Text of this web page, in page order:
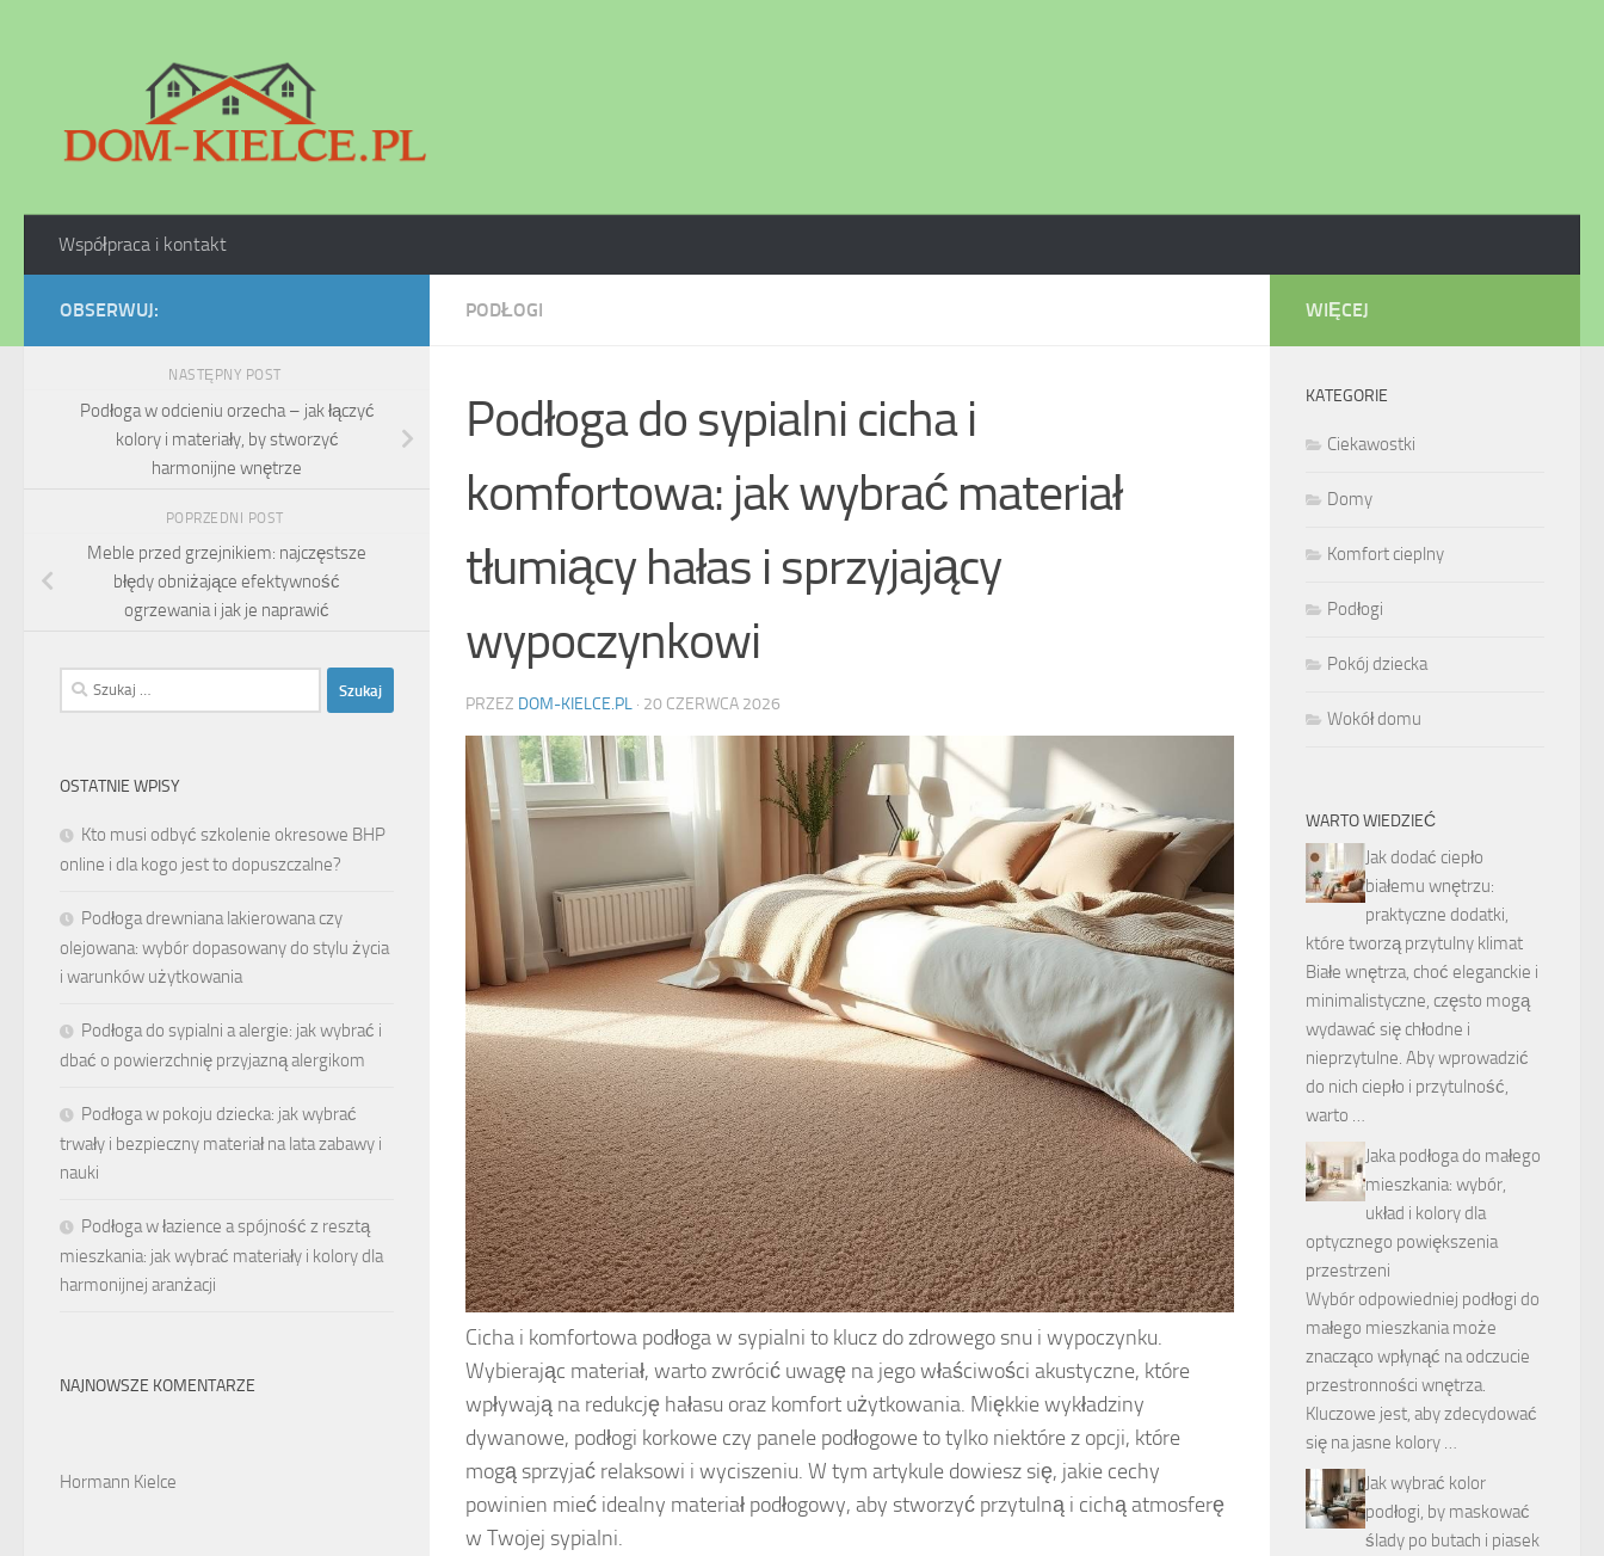
Współpraca i kontakt
PODŁOGI
Podłoga do sypialni cicha i
komfortowa: jak wybrać materiał
tłumiący hałas i sprzyjający
wypoczynkowi
PRZEZ DOM-KIELCE.PL · 20 CZERWCA 2026
Cicha i komfortowa podłoga w sypialni to klucz do zdrowego snu i wypoczynku.
Wybierając materiał, warto zwrócić uwagę na jego właściwości akustyczne, które
wpływają na redukcję hałasu oraz komfort użytkowania. Miękkie wykładziny
dywanowe, podłogi korkowe czy panele podłogowe to tylko niektóre z opcji, które
mogą sprzyjać relaksowi i wyciszeniu. W tym artykule dowiesz się, jakie cechy
powinien mieć idealny materiał podłogowy, aby stworzyć przytulną i cichą atmosferę
w Twojej sypialni.
OBSERWUJ:
NASTĘPNY POST
Podłoga w odcieniu orzecha – jak łączyć
kolory i materiały, by stworzyć
harmonijne wnętrze
POPRZEDNI POST
Meble przed grzejnikiem: najczęstsze
błędy obniżające efektywność
ogrzewania i jak je naprawić
Szukaj:
OSTATNIE WPISY
Kto musi odbyć szkolenie okresowe BHP
online i dla kogo jest to dopuszczalne?
Podłoga drewniana lakierowana czy
olejowana: wybór dopasowany do stylu życia
i warunków użytkowania
Podłoga do sypialni a alergie: jak wybrać i
dbać o powierzchnię przyjazną alergikom
Podłoga w pokoju dziecka: jak wybrać
trwały i bezpieczny materiał na lata zabawy i
nauki
Podłoga w łazience a spójność z resztą
mieszkania: jak wybrać materiały i kolory dla
harmonijnej aranżacji
NAJNOWSZE KOMENTARZE
Hormann Kielce
WIĘCEJ
KATEGORIE
Ciekawostki
Domy
Komfort cieplny
Podłogi
Pokój dziecka
Wokół domu
WARTO WIEDZIEĆ
Jak dodać ciepło
białemu wnętrzu:
praktyczne dodatki,
które tworzą przytulny klimat
Białe wnętrza, choć eleganckie i
minimalistyczne, często mogą
wydawać się chłodne i
nieprzytulne. Aby wprowadzić
do nich ciepło i przytulność,
warto …
Jaka podłoga do małego
mieszkania: wybór,
układ i kolory dla
optycznego powiększenia
przestrzeni
Wybór odpowiedniej podłogi do
małego mieszkania może
znacząco wpłynąć na odczucie
przestronności wnętrza.
Kluczowe jest, aby zdecydować
się na jasne kolory …
Jak wybrać kolor
podłogi, by maskować
ślady po butach i piasek